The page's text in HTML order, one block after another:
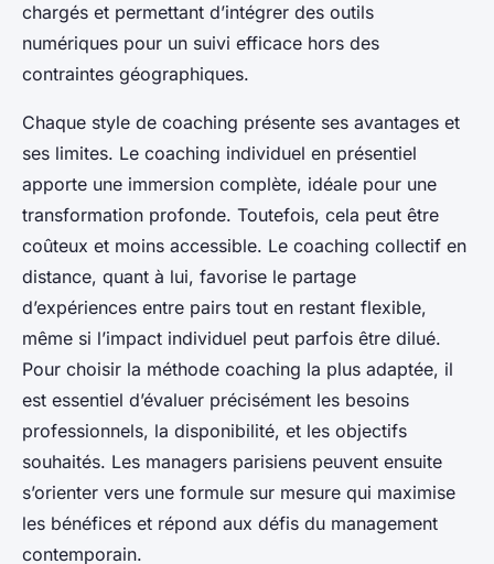
chargés et permettant d’intégrer des outils
numériques pour un suivi efficace hors des
contraintes géographiques.
Chaque style de coaching présente ses avantages et
ses limites. Le coaching individuel en présentiel
apporte une immersion complète, idéale pour une
transformation profonde. Toutefois, cela peut être
coûteux et moins accessible. Le coaching collectif en
distance, quant à lui, favorise le partage
d’expériences entre pairs tout en restant flexible,
même si l’impact individuel peut parfois être dilué.
Pour choisir la méthode coaching la plus adaptée, il
est essentiel d’évaluer précisément les besoins
professionnels, la disponibilité, et les objectifs
souhaités. Les managers parisiens peuvent ensuite
s’orienter vers une formule sur mesure qui maximise
les bénéfices et répond aux défis du management
contemporain.